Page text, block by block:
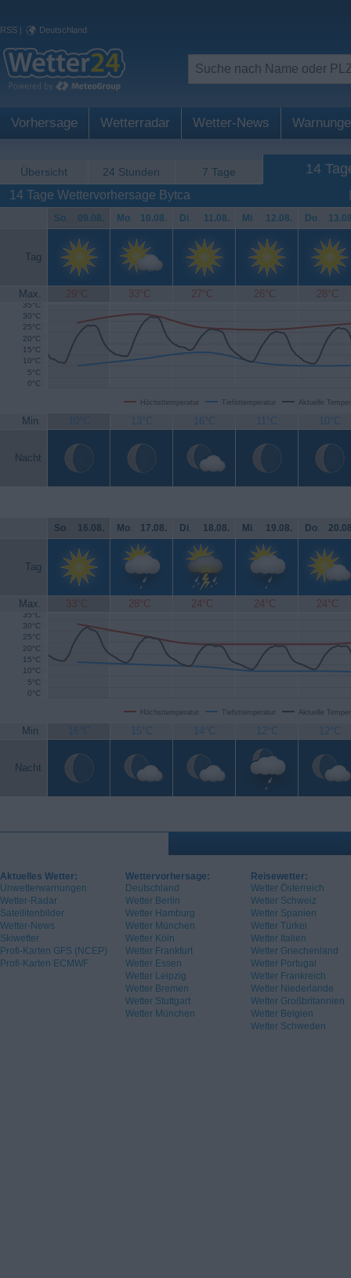
RSS | Deutschland
Vorhersage Wetterradar Wetter-News
Übersicht 24 Stunden 7 Tage 14
14 Tage Wettervorhersage Bytca
So. 09.08. Mo. 10.08. Di. 11.08. Mi. 12.08. Do.
Tag
Max. 29°C 33°C 27°C 26°C 28°C
Höchsttemperatur Tiefsttemperatur Aktuelle
0°C
5°C
10°C
15°C
20°C
25°C
30°C
35°C
Min. 10°C 13°C 16°C 11°C 10°C
Nacht
So. 16.08. Mo. 17.08. Di. 18.08. Mi. 19.08. Do.
Tag
Max. 33°C 28°C 24°C 24°C 24°C
Höchsttemperatur Tiefsttemperatur Aktuelle
0°C
5°C
10°C
15°C
20°C
25°C
30°C
35°C
Min. 16°C 15°C 14°C 12°C 12°C
Nacht
Aktuelles Wetter:
Unwetterwarnungen
Wetter-Radar
Satellitenbilder
Wetter-News
Skiwetter
Profi-Karten GFS (NCEP)
Profi-Karten ECMWF
Wettervorhersage:
Deutschland
Wetter Berlin
Wetter Hamburg
Wetter München
Wetter Köln
Wetter Frankfurt
Wetter Essen
Wetter Leipzig
Wetter Bremen
Wetter Stuttgart
Wetter München
Reisewetter:
Wetter Österreich
Wetter Schweiz
Wetter Spanien
Wetter Türkei
Wetter Italien
Wetter Griechenland
Wetter Portugal
Wetter Frankreich
Wetter Niederlande
Wetter Großbritannien
Wetter Belgien
Wetter Schweden